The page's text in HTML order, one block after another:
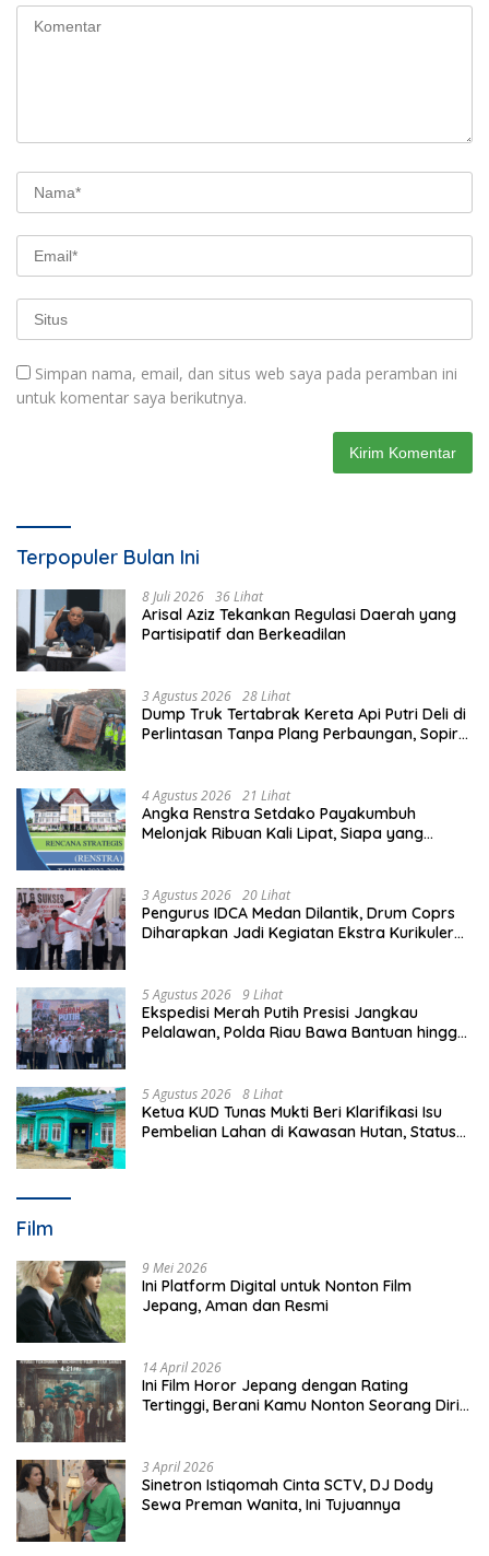
Simpan nama, email, dan situs web saya pada peramban ini
untuk komentar saya berikutnya.
Terpopuler Bulan Ini
8 Juli 2026 36 Lihat
Arisal Aziz Tekankan Regulasi Daerah yang
Partisipatif dan Berkeadilan
3 Agustus 2026 28 Lihat
Dump Truk Tertabrak Kereta Api Putri Deli di
Perlintasan Tanpa Plang Perbaungan, Sopir
4 Agustus 2026 21 Lihat
Angka Renstra Setdako Payakumbuh
Melonjak Ribuan Kali Lipat, Siapa yang
3 Agustus 2026 20 Lihat
Pengurus IDCA Medan Dilantik, Drum Coprs
Diharapkan Jadi Kegiatan Ekstra Kurikuler
5 Agustus 2026 9 Lihat
Ekspedisi Merah Putih Presisi Jangkau
Pelalawan, Polda Riau Bawa Bantuan hingga
5 Agustus 2026 8 Lihat
Ketua KUD Tunas Mukti Beri Klarifikasi Isu
Pembelian Lahan di Kawasan Hutan, Status
Film
9 Mei 2026
Ini Platform Digital untuk Nonton Film
Jepang, Aman dan Resmi
14 April 2026
Ini Film Horor Jepang dengan Rating
Tertinggi, Berani Kamu Nonton Seorang Diri
3 April 2026
Sinetron Istiqomah Cinta SCTV, DJ Dody
Sewa Preman Wanita, Ini Tujuannya